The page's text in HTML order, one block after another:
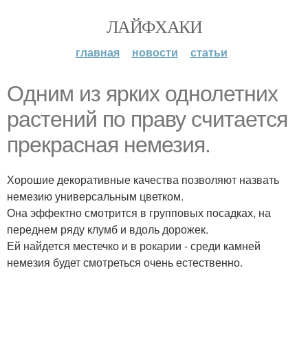
ЛАЙФХАКИ
главная новости статьи
Oдним из ярких однолетних
растений по праву считается
прекрасная немезия.
Хорошие декоративные качества позволяют назвать
немезию универсальным цветком.
Она эффектно смотрится в групповых посадках, на
переднем ряду клумб и вдоль дорожек.
Ей найдется местечко и в рoкарии - среди камней
немезия будет смотреться очень естественно.